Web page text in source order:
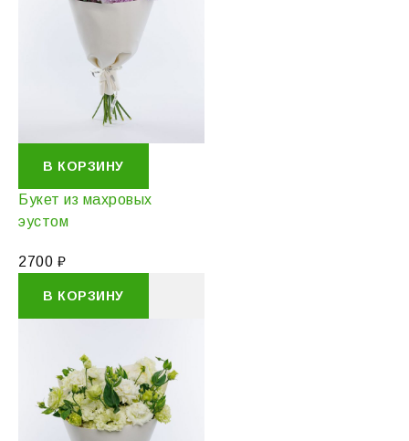
В КОРЗИНУ
Букет из махровых
эустом
2700 ₽
В КОРЗИНУ